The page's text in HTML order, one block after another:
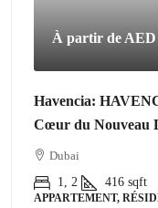
À partir de AED
Havencia:
Cœur du Nouveau
Dubai
1, 2
416 sqft
APPARTEMENT,